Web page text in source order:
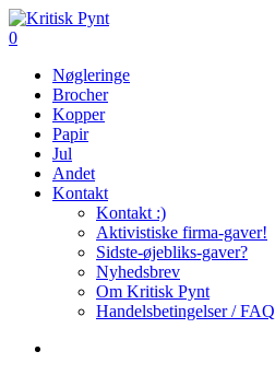
Skip
to
content
search
0
Nøgleringe
Brocher
Kopper
Papir
Jul
Andet
Kontakt
Kontakt :)
Aktivistiske firma-gaver!
Sidste-øjebliks-gaver?
Nyhedsbrev
Om Kritisk Pynt
Handelsbetingelser / FAQ